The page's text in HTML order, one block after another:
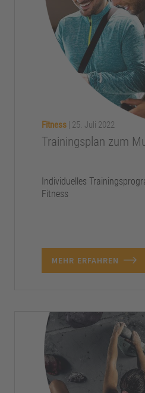
Fitness | 25. Juli 2022
Trainingsplan zum
Individuelles
Fitness
MEHR ERFAHREN